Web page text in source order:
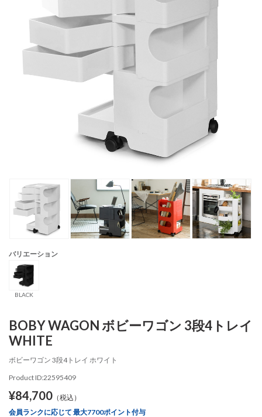
バリエーション
BLACK
BOBY WAGON ボビーワゴン 3段4トレイ
WHITE
ボビーワゴン 3段4トレイ ホワイト
Product ID:22595409
¥84,700 （税込）
会員ランクに応じて 最大7700ポイント付与